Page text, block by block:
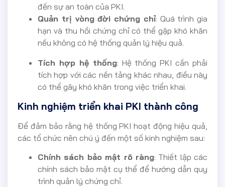
đến sự an toàn của PKI.
Quản trị vòng đời chứng chỉ: Quá trình gia
hạn và thu hồi chứng chỉ có thể gặp khó khăn
nếu không có hệ thống quản lý hiệu quả.
Tích hợp hệ thống: Hệ thống PKI cần phải
tích hợp với các nền tảng khác nhau, điều này
có thể gây khó khăn trong việc triển khai.
Kinh nghiệm triển khai PKI thành công
Để đảm bảo rằng hệ thống PKI hoạt động hiệu quả,
các tổ chức nên chú ý đến một số kinh nghiệm sau:
Chính sách bảo mật rõ ràng: Thiết lập các
chính sách bảo mật cụ thể để hướng dẫn quy
trình quản lý chứng chỉ.